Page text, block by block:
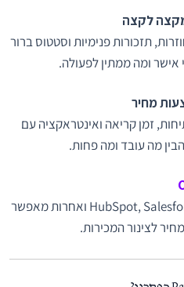
מקצה לקצה
תזכורות פנימיות וסטטוס ברור
ומה ממתין לפעולה.
מחיר
זמן קריאה ואינטראקציה עם
מה עובד ומה פחות.
חיבור למערכות כמו HubSpot, Salesforce ואחרות מאפשר
לצינור המכירות.